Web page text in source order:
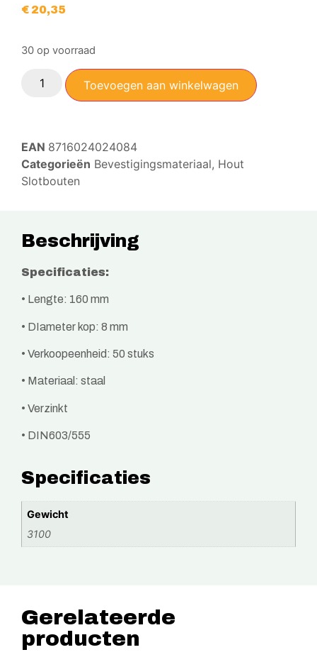
€20,35
30 op voorraad
Toevoegen aan winkelwagen
EAN 8716024024084
Categorieën Bevestigingsmateriaal, Hout
Slotbouten
Beschrijving
Specificaties:
• Lengte: 160 mm
• DIameter kop: 8 mm
• Verkoopeenheid: 50 stuks
• Materiaal: staal
• Verzinkt
• DIN603/555
Specificaties
Gewicht
3100
Gerelateerde
producten